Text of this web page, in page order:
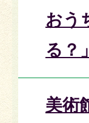
おう
る？」
美術